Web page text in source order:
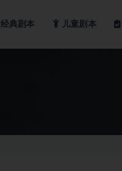
经典剧本 儿童剧本